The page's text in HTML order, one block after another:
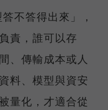
不答得出來」，
責，誰可以存
、傳輸成本或人
料、模型與資安
量化，才適合從